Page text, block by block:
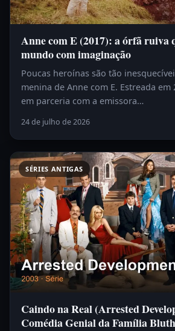
Anne com E (2017): a órfã ruiva
mundo com imaginação
Poucas heroínas são tão
menina de Anne com E. Estreada
em parceria com a emissora…
24 de julho de 2026
SÉRIES ANTIGAS
Caindo na Real (Arrested
Comédia Genial da Família Bluth